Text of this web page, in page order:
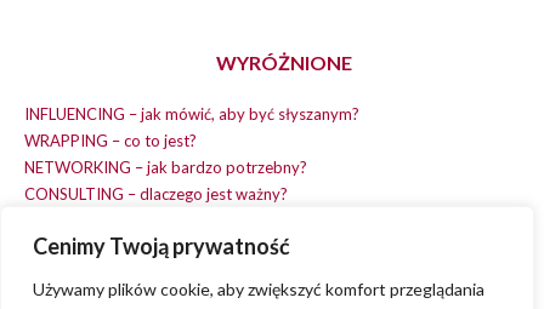
Cenimy Twoją prywatność
Używamy plików cookie, aby zwiększyć komfort przeglądania
WYRÓŻNIONE
INFLUENCING – jak mówić, aby być słyszanym?
WRAPPING – co to jest?
NETWORKING – jak bardzo potrzebny?
CONSULTING – dlaczego jest ważny?
EARNING – jak zarobić na dobrym pomyśle?